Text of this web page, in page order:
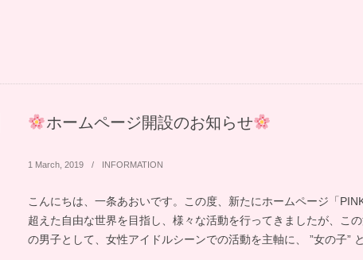
ホームページ開設のお知らせ
1 March 2019 INFORMATION
こんにちは、一条あおいです。この度、新たにホームページ「
超えた自由な世界を目指し、様々な活動を行ってきましたが、こ
の男子として、女性アイドルシーンでの活動を主軸に、 ”女の子”